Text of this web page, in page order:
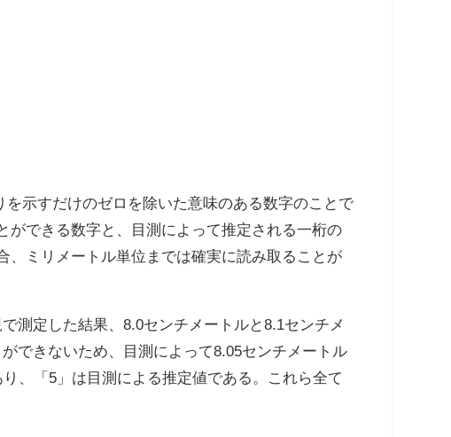
示すだけのゼロを除いた意味のある数字のことで
ができる数字と、目測によって推定される一桁の
、ミリメートル単位までは確実に読み取ることが
測定した結果、8.0センチメートルと8.1センチメ
できないため、目測によって8.05センチメートル
、「5」は目測による推定値である。これら全て